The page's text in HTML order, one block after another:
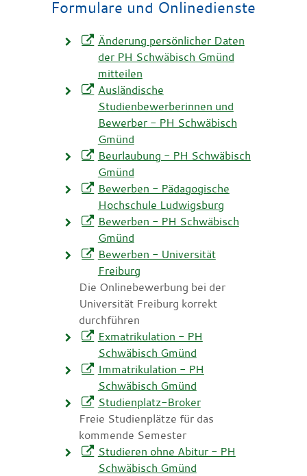
Formulare und Onlinedienste
Änderung persönlicher Daten
der PH Schwäbisch Gmünd
mitteilen
Ausländische
Studienbewerberinnen und
Bewerber - PH Schwäbisch
Gmünd
Beurlaubung - PH Schwäbisch
Gmünd
Bewerben - Pädagogische
Hochschule Ludwigsburg
Bewerben - PH Schwäbisch
Gmünd
Bewerben - Universität
Freiburg
Die Onlinebewerbung bei der
Universität Freiburg korrekt
durchführen
Exmatrikulation - PH
Schwäbisch Gmünd
Immatrikulation - PH
Schwäbisch Gmünd
Studienplatz-Broker
Freie Studienplätze für das
kommende Semester
Studieren ohne Abitur - PH
Schwäbisch Gmünd